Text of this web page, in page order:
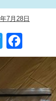
7月28日
Twitter